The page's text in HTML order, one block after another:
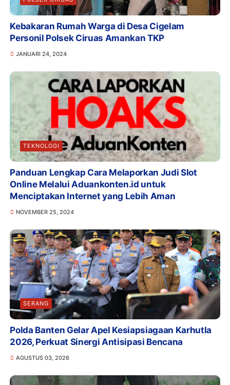
Kebakaran Rumah Warga di Desa Cigelam
Personil Polsek Ciruas Amankan TKP
JANUARI 24, 2024
TEKNOLOGI
Panduan Lengkap Cara Melaporkan Judi Slot
Online Melalui Aduankonten.id untuk
Menciptakan Internet yang Lebih Aman
NOVEMBER 25, 2024
SERANG
Polda Banten Gelar Apel Kesiapsiagaan Karhutla
2026, Perkuat Sinergi Antisipasi Bencana
AGUSTUS 03, 2026